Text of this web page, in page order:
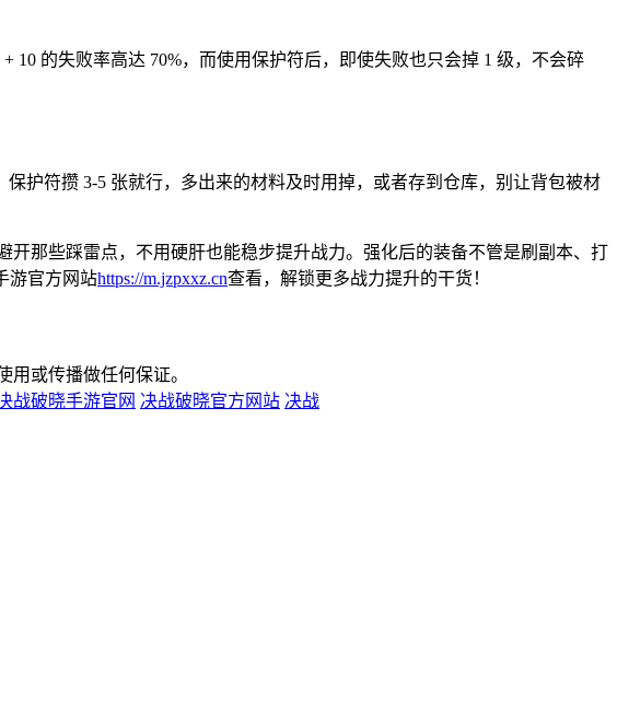
的失败率高达 70%，而使用保护符后，即使失败也只会掉 1 级，不会碎
护符攒 3-5 张就行，多出来的材料及时用掉，或者存到仓库，别让背包被材
那些踩雷点，不用硬肝也能稳步提升战力。强化后的装备不管是刷副本、打
游官方网站https://m.jzpxxz.cn查看，解锁更多战力提升的干货！
或传播做任何保证。
战破晓手游官网 决战破晓官方网站 决战